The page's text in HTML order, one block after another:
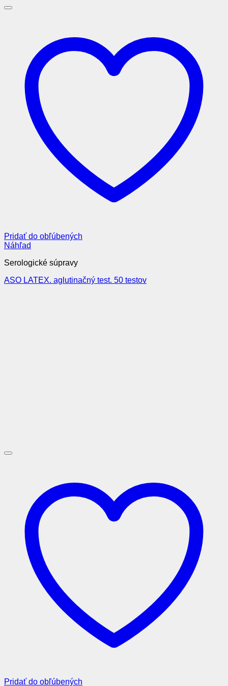
Pridať do obľúbených
Náhľad
Serologické súpravy
ASO LATEX. aglutinačný test. 50 testov
Pridať do obľúbených